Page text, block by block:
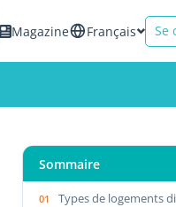
Magazine Français Se
Sommaire
Types de logements